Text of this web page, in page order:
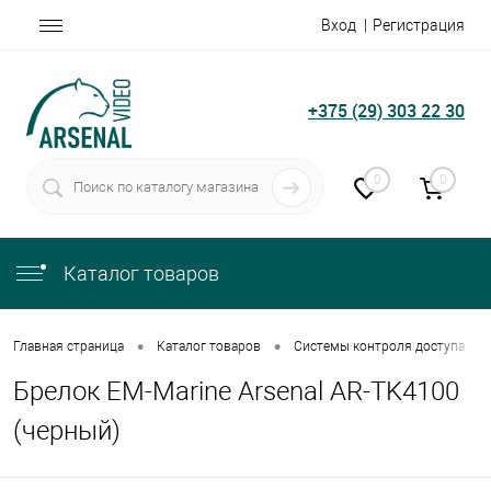
Вход Регистрация
+375 (29) 303 22 30
0 0
Каталог товаров
Главная страница • Каталог товаров • Системы контроля доступа
Брелок EM-Marine Arsenal AR-TK4100
(черный)